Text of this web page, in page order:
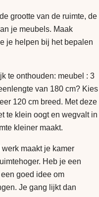
grootte van de ruimte, de
je meubels. Maak
je helpen bij het bepalen
te onthouden: meubel : 3
van 180 cm? Kies
120 cm breed. Met deze
te klein oogt en wegvalt in
kleiner maakt.
maakt je kamer
Heb je een
goed idee om
Je gang lijkt dan